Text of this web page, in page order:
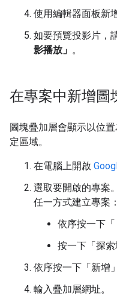
使用編輯器面板新
如要預覽投影片，
影播放」 。
在專案中新增圖
圖塊疊加層會顯示以位
定區域。
在電腦上開啟
選取要開啟的專案
任一方式建立專案：
依序按一下「
按一下「探索
依序按一下「新增
輸入疊加層網址。